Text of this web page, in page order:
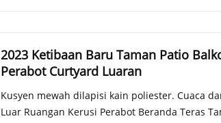
2023 Ketibaan Baru Taman Patio
Perabot Curtyard Luaran
Kusyen mewah dilapisi kain poliester. Cuaca
Luar Ruangan Kerusi Perabot Beranda Teras